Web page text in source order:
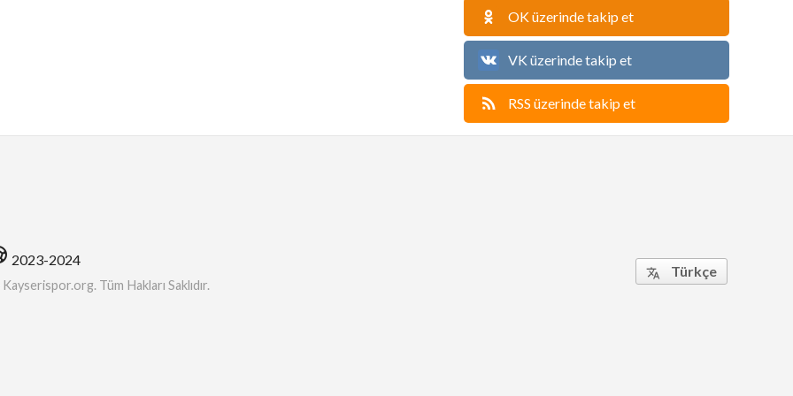
OK üzerinde takip et
VK üzerinde takip et
RSS üzerinde takip et
2023-2024
Tüm Hakları Saklıdır.
 Türkçe